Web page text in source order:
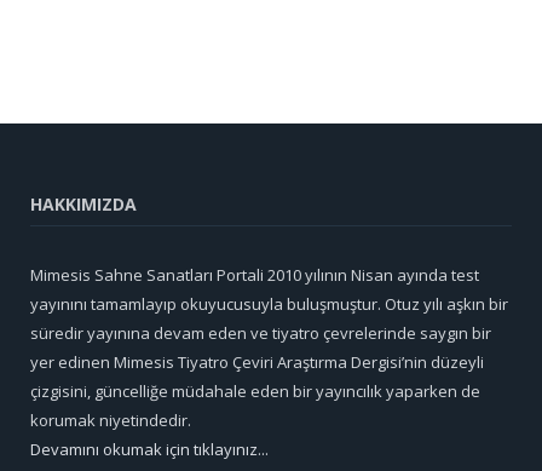
HAKKIMIZDA
Mimesis Sahne Sanatları Portali 2010 yılının Nisan ayında test
yayınını tamamlayıp okuyucusuyla buluşmuştur. Otuz yılı aşkın bir
süredir yayınına devam eden ve tiyatro çevrelerinde saygın bir
yer edinen Mimesis Tiyatro Çeviri Araştırma Dergisi’nin düzeyli
çizgisini, güncelliğe müdahale eden bir yayıncılık yaparken de
korumak niyetindedir.
Devamını okumak için tıklayınız...